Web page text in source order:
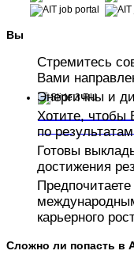
Готовы
Выберите
Вы
Стремитесь
Вами
Энергичны и
Хотите, чтобы
по
Готовы
достижения
карьерного
Сложно ли попасть в